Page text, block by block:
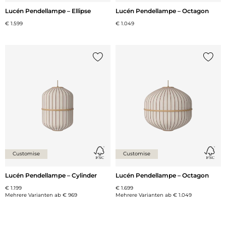
Lucén Pendellampe – Ellipse
€ 1.599
Lucén Pendellampe – Octagon
€ 1.049
Customise
Lucén Pendellampe – Cylinder
€ 1.199
Mehrere Varianten ab € 969
Customise
Lucén Pendellampe – Octagon
€ 1.699
Mehrere Varianten ab € 1.049